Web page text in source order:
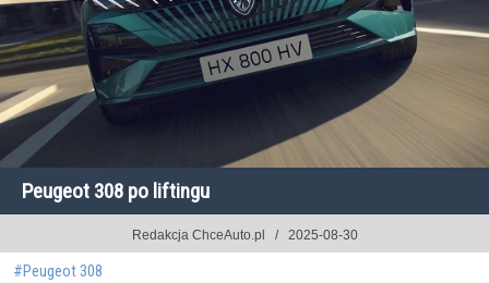
Peugeot 308 po liftingu
Redakcja ChceAuto.pl 2025-08-30
#Peugeot 308